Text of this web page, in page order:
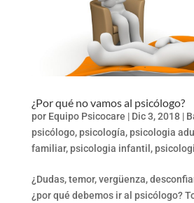
¿Por qué no vamos al psicólogo?
por Equipo Psicocare | Dic 3, 2018|
psicólogo, psicología, psicologia
familiar, psicologia infantil,
¿Dudas, temor, vergüenza,
¿por qué debemos ir al psicólogo?